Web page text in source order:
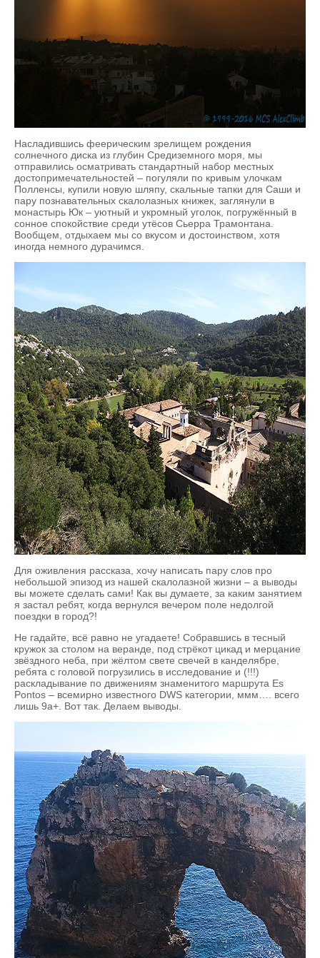
Насладившись феерическим зрелищем рождения
солнечного диска из глубин Средиземного моря, мы
отправились осматривать стандартный набор местных
достопримечательностей – погуляли по кривым улочкам
Полленсы, купили новую шляпу, скальные тапки для Саши и
пару познавательных скалолазных книжек, заглянули в
монастырь Юк – уютный и укромный уголок, погружённый в
сонное спокойствие среди утёсов Сьерра Трамонтана.
Вообщем, отдыхаем мы со вкусом и достоинством, хотя
иногда немного дурачимся.
Для оживления рассказа, хочу написать пару слов про
небольшой эпизод из нашей скалолазной жизни – а выводы
вы можете сделать сами! Как вы думаете, за каким занятием
я застал ребят, когда вернулся вечером поле недолгой
поездки в город?!
Не гадайте, всё равно не угадаете! Собравшись в тесный
кружок за столом на веранде, под стрёкот цикад и мерцание
звёздного неба, при жёлтом свете свечей в канделябре,
ребята с головой погрузились в исследование и (!!!)
раскладывание по движениям знаменитого маршрута Es
Pontos – всемирно известного DWS категории, ммм…. всего
лишь 9а+. Вот так. Делаем выводы.